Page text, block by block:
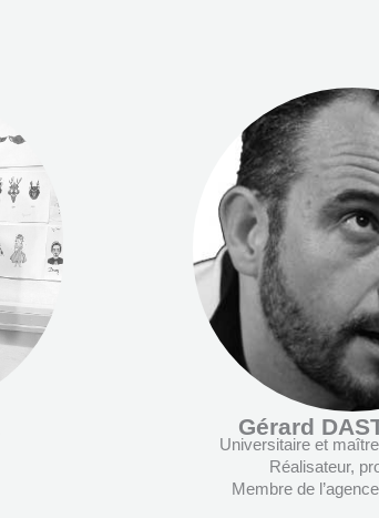
Gérard
Universitaire et
Réalisateur,
Membre de